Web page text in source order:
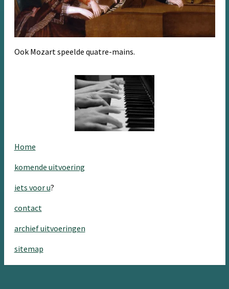
Ook Mozart speelde quatre-mains.
Home
komende uitvoering
iets voor u?
contact
archief uitvoeringen
sitemap